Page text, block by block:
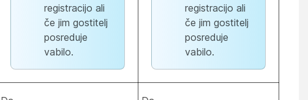
registracijo ali
če jim gostitelj
posreduje
vabilo.
registracijo ali
če jim gostitelj
posreduje
vabilo.